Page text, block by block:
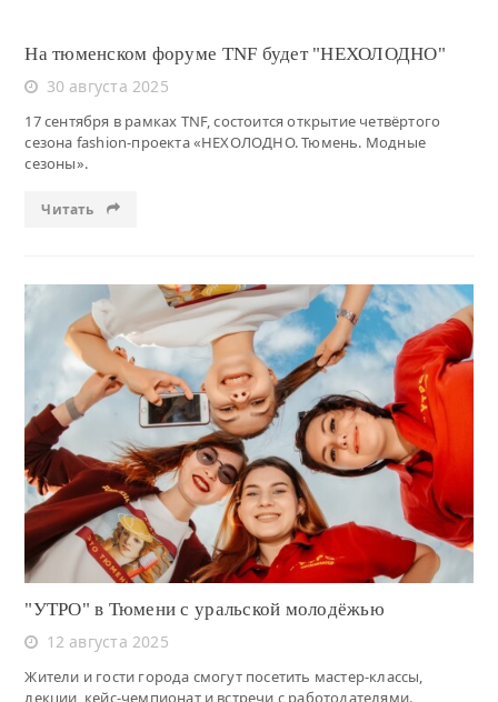
На тюменском форуме TNF будет "НЕХОЛОДНО"
30 августа 2025
17 сентября в рамках TNF, состоится открытие четвёртого
сезона fashion-проекта «НЕХОЛОДНО. Тюмень. Модные
сезоны».
Читать
Читать
"УТРО" в Тюмени с уральской молодёжью
12 августа 2025
Жители и гости города смогут посетить мастер-классы,
лекции, кейс-чемпионат и встречи с работодателями.